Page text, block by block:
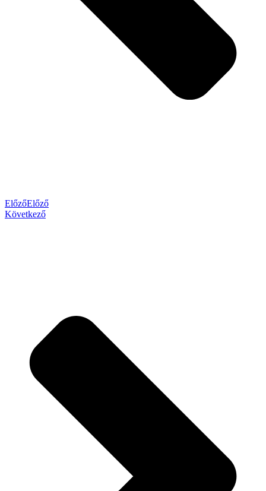
ElőzőElőző
Következő